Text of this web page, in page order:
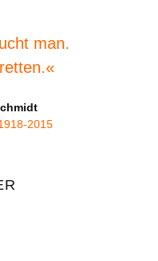
man.
2015